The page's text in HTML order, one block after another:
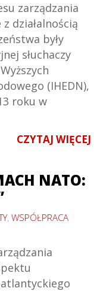
zarządzania
działalnością
były
słuchaczy
(IHEDN),
roku w
CZYTAJ WIĘCEJ
NATO:
, WSPÓŁPRACA